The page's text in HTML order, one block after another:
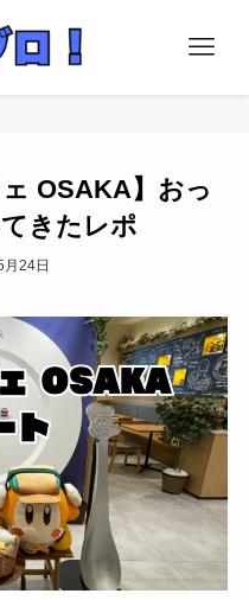
ェ OSAKA】おっ
きたレポ
24日